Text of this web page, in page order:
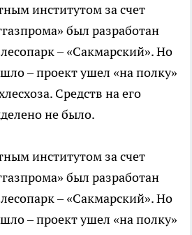
институтом за счет
был разработан
– «Сакмарский». Но
– проект ушел «на полку»
Средств на его
не было.
институтом за счет
был разработан
– «Сакмарский». Но
– проект ушел «на полку»